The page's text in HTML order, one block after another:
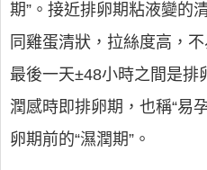
期”。接近排卵期粘液變的
同雞蛋清狀，拉絲度高，
最後一天±48小時之間是排
潤感時即排卵期，也稱“易
卵期前的“濕潤期”。